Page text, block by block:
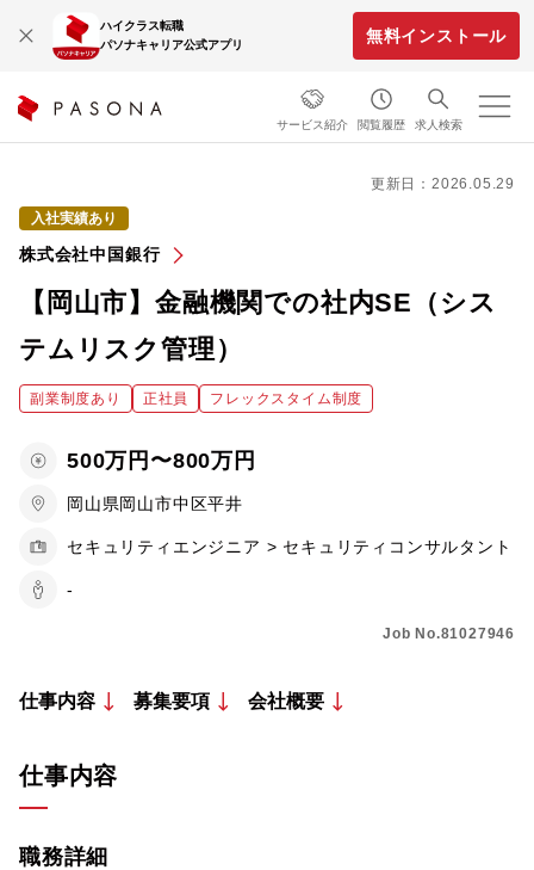
ハイクラス転職
パソナキャリア公式アプリ
無料インストール
サービス紹介 閲覧履歴 求人検索
更新日：2026.05.29
入社実績あり
株式会社中国銀行
【岡山市】金融機関での社内SE（シス
テムリスク管理）
副業制度あり 正社員 フレックスタイム制度
500万円〜800万円
岡山県岡山市中区平井
セキュリティエンジニア > セキュリティコンサルタント
-
Job No.81027946
仕事内容 募集要項 会社概要
仕事内容
職務詳細